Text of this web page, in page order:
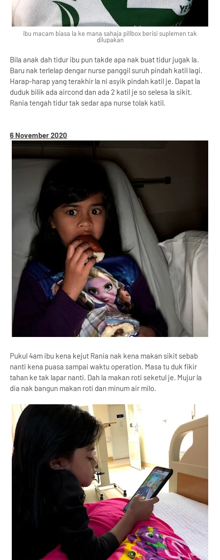
ibu macam biasa la ke mana sahaja pillbox berisi suplemen tak
dilupakan
Bila anak dah tidur ibu pun takde apa nak buat tidur jugak la.
Baru nak terlelap dengar nurse panggil suruh pindah katil lagi.
Harap-harap yang terakhir la ni asyik pindah katil je. Dapat la
duduk bilik ada aircond dan ada 2 katil je so selesa la sikit.
Rania tengah tidur tak sedar apa nurse tolak katil.
6 November 2020
Pukul 4am ibu kena kejut Rania nak kena makan sikit sebab
nanti kena puasa sampai waktu operation. Masa tu duk fikir
tahan ke tak lapar nanti. Dah la makan roti seketul je. Mujur la
dia nak bangun makan roti dan minum air milo.